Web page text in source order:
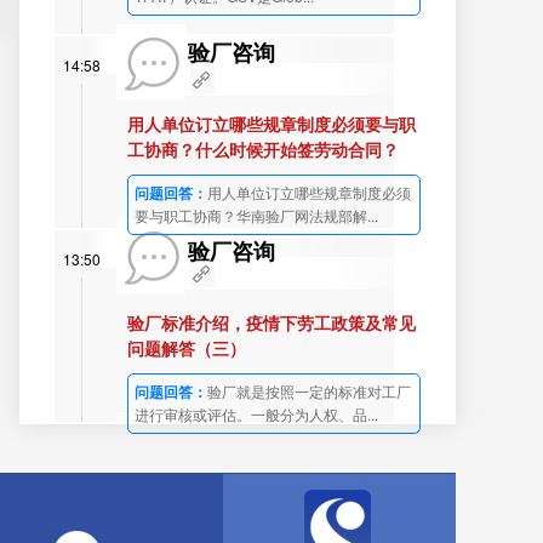
14:58 验厂咨询
用人单位订立哪些规章制度必须要与职
工协商？什么时候开始签劳动合同？
问题回答： 用人单位订立哪些规章制度必须
要与职工协商？华南验厂网法规部解...
13:50 验厂咨询
验厂标准介绍，疫情下劳工政策及常见
问题解答（三）
问题回答：验厂就是按照一定的标准对工厂
进行审核或评估。一般分为人权、品...